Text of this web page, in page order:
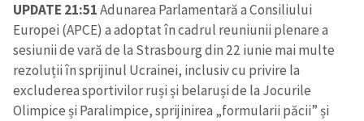
UPDATE 21:51Adunarea Parlamentară a Consiliului
Europei (APCE) a adoptat în cadrul reuniunii plenare a
sesiunii de vară de la Strasbourg din 22 iunie mai multe
rezoluții în sprijinul Ucrainei, inclusiv cu privire la
excluderea sportivilor ruși și belaruși de la Jocurile
Olimpice și Paralimpice, sprijinirea „formularii păcii” și